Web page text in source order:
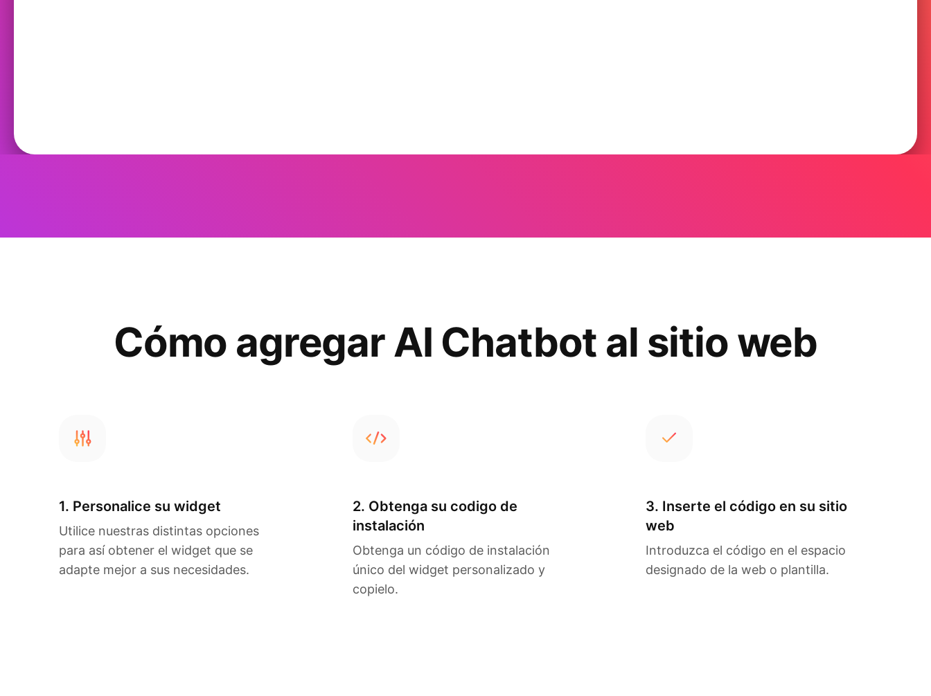
Cómo agregar AI Chatbot al sitio web
1. Personalice su widget
Utilice nuestras distintas opciones
para así obtener el widget que se
adapte mejor a sus necesidades.
2. Obtenga su codigo de
instalación
Obtenga un código de instalación
único del widget personalizado y
copielo.
3. Inserte el código en su sitio
web
Introduzca el código en el espacio
designado de la web o plantilla.